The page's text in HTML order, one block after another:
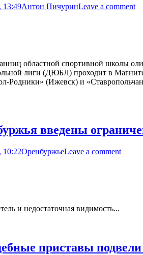
13:49Антон ПичуринLeave a comment
областной спортивной школы
лиги (ДЮБЛ) проходит в
Родники» (Ижевск) и
введены
10:22ОренбуржьеLeave a comment
и недостаточная видимость...
приставы